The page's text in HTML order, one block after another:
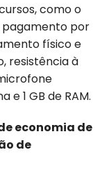
como o
pagamento por
físico e
resistência à
e 1 GB de RAM.
economia de
de